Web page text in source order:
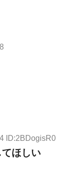
ID:2BDogisR0
ほしい